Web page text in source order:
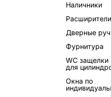
Наличники
Расширители
Дверные
Фурнитура
WC защелки
для
Окна по